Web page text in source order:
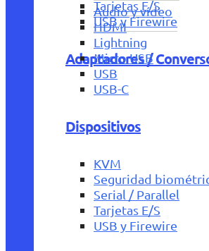
Tarjetas E/S
USB y Firewire
Adaptadores /
Audio y vídeo
HDMI
Lightning
Micro USB
USB
USB-C
Dispositivos
KVM
Seguridad
Serial / Parallel
Tarjetas E/S
USB y Firewire